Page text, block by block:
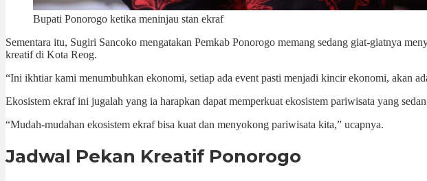
Bupati Ponorogo ketika meninjau stan ekraf
Sementara itu, Sugiri Sancoko mengatakan Pemkab Ponorogo memang sedang giat-giatnya
kreatif di Kota Reog.
“Ini ikhtiar kami menumbuhkan ekonomi, setiap ada event pasti menjadi kincir ekonomi, akan
Ekosistem ekraf ini jugalah yang ia harapkan dapat memperkuat ekosistem pariwisata yang
“Mudah-mudahan ekosistem ekraf bisa kuat dan menyokong pariwisata kita,” ucapnya.
Jadwal Pekan Kreatif Ponorogo